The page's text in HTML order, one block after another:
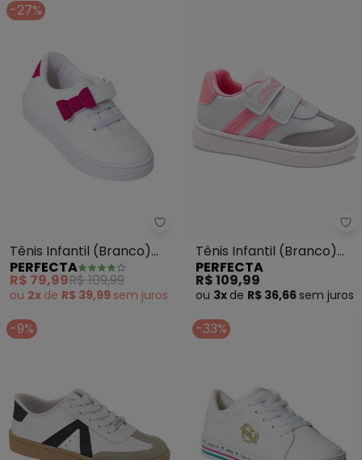
-27%
Perfecta - Tênis Infantil
Tênis Infantil (Branco)
com Velcro
PERFECTA
R$ 79,99R$ 109,99
ou 2x de R$ 39,99 sem juros
Tênis Infantil (Branco)
com Velcro
PERFECTA
R$ 109,99
ou 3x de R$ 36,66 sem juros
-9% -33%